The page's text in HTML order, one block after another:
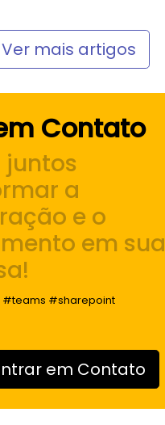
Ver mais artigos
Contato
juntos
a
e o
em sua
#sharepoint
em Contato